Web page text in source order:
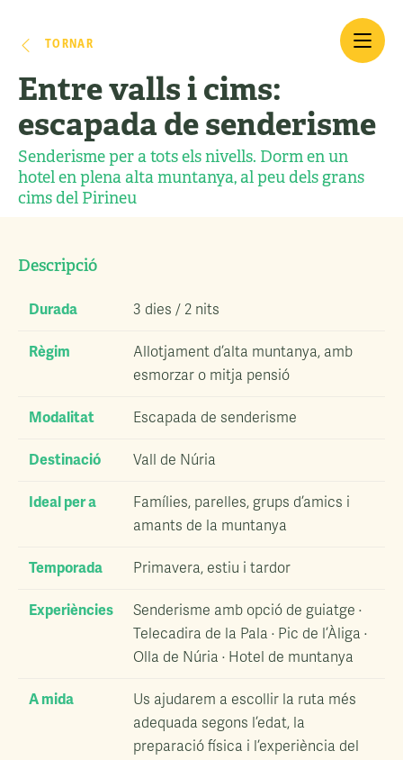
TORNAR
Entre valls i cims:
escapada de senderisme
Senderisme per a tots els nivells. Dorm en un
hotel en plena alta muntanya, al peu dels grans
cims del Pirineu
Descripció
Durada 3 dies / 2 nits
Règim
Allotjament d’alta muntanya, amb
esmorzar o mitja pensió
Modalitat Escapada de senderisme
Destinació Vall de Núria
Ideal per a
Famílies, parelles, grups d’amics i
amants de la muntanya
Temporada Primavera, estiu i tardor
Experiències
Senderisme amb opció de guiatge ·
Telecadira de la Pala · Pic de l’Àliga ·
Olla de Núria · Hotel de muntanya
A mida
Us ajudarem a escollir la ruta més
adequada segons l’edat, la
preparació física i l’experiència del